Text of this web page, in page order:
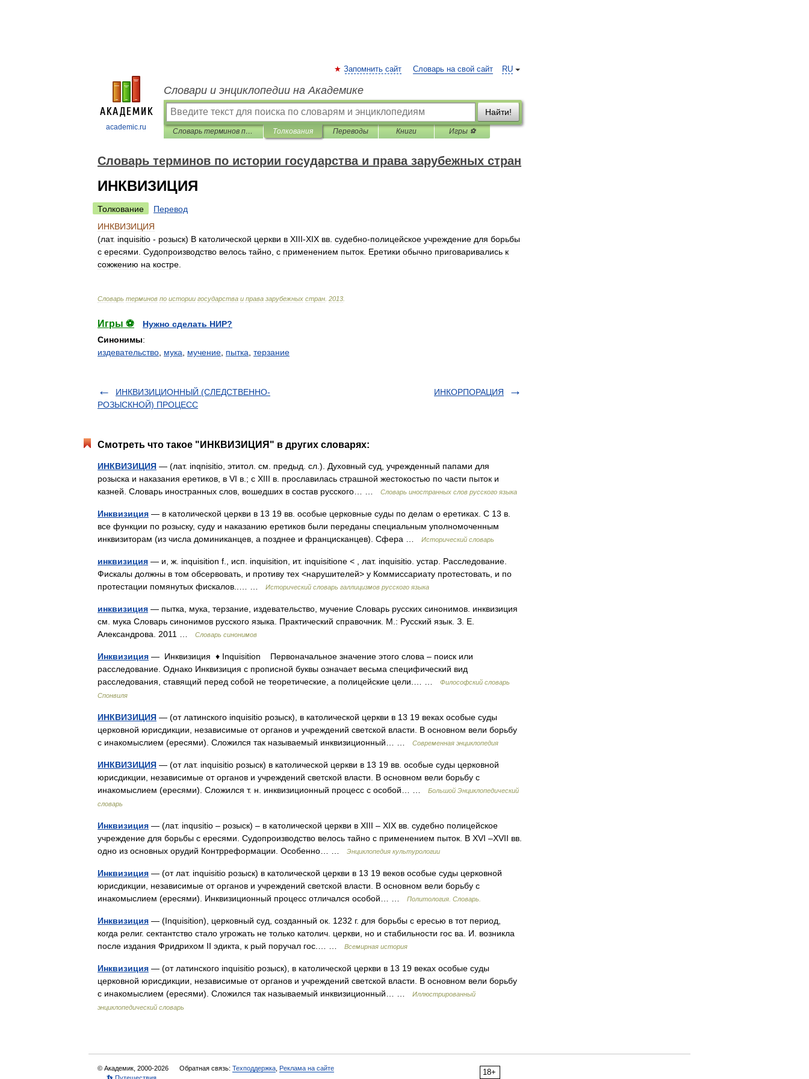
academic.ru
RU
Запомнить сайт Словарь на свой сайт
Словари и энциклопедии на Академике
Найти!
Словарь терминов по истории государства и права зарубежных стран Толкования Переводы Книги Игры ⚽
Словарь терминов по истории государства и права зарубежных стран
ИНКВИЗИЦИЯ
Толкование
Перевод
ИНКВИЗИЦИЯ
(лат. inquisitio - розыск) В католической церкви в XIII-XIX вв судебно-полицейское учреждение для борьбы
с ересями Судопроизводство велось тайно с применением пыток Еретики обычно приговаривались к
сожжению на костре
Словарь терминов по истории государства и права зарубежных стран 2013
Игры ⚽
Нужно сделать НИР?
Синонимы:
издевательство мука мучение пытка терзание
ИНКВИЗИЦИОННЫЙ (СЛЕДСТВЕННО-
РОЗЫСКНОЙ) ПРОЦЕСС
ИНКОРПОРАЦИЯ
Смотреть что такое "ИНКВИЗИЦИЯ" в других словарях:
ИНКВИЗИЦИЯ — (лат. inqnisitio, этитол. см. предыд. сл.). Духовный суд, учрежденный папами для
розыска и наказания еретиков, в VI в.; с XIII в. прославилась страшной жестокостью по части пыток и
казней. Словарь иностранных слов, вошедших в состав русского… …
Словарь иностранных слов русского языка
Инквизиция — в католической церкви в 13 19 вв. особые церковные суды по делам о еретиках. С 13 в.
все функции по розыску, суду и наказанию еретиков были переданы специальным уполномоченным
инквизиторам (из числа доминиканцев, а позднее и францисканцев). Сфера …
Исторический словарь
инквизиция — и, ж. inquisition f., исп. inquisition, ит. inquisitione < , лат. inquisitio. устар. Расследование.
Фискалы должны в том обсервовать, и противу тех <нарушителей> у Коммиссариату протестовать, и по
протестации помянутых фискалов..… …
Исторический словарь галлицизмов русского языка
инквизиция — пытка, мука, терзание, издевательство, мучение Словарь русских синонимов. инквизиция
см. мука Словарь синонимов русского языка. Практический справочник. М.: Русский язык. З. Е.
Александрова. 2011 …
Словарь синонимов
Инквизиция — Инквизиция ♦ Inquisition Первоначальное значение этого слова – поиск или
расследование. Однако Инквизиция с прописной буквы означает весьма специфический вид
расследования, ставящий перед собой не теоретические, а полицейские цели.… …
Философский словарь
Спонвиля
ИНКВИЗИЦИЯ — (от латинского inquisitio розыск), в католической церкви в 13 19 веках особые суды
церковной юрисдикции, независимые от органов и учреждений светской власти. В основном вели борьбу
с инакомыслием (ересями). Сложился так называемый инквизиционный… …
Современная энциклопедия
ИНКВИЗИЦИЯ — (от лат. inquisitio розыск) в католической церкви в 13 19 вв. особые суды церковной
юрисдикции, независимые от органов и учреждений светской власти. В основном вели борьбу с
инакомыслием (ересями). Сложился т. н. инквизиционный процесс с особой… …
Большой Энциклопедический
словарь
Инквизиция — (лат. inqusitio – розыск) – в католической церкви в ХIII – ХIХ вв. судебно полицейское
учреждение для борьбы с ересями. Судопроизводство велось тайно с применением пыток. В ХVI –ХVII вв.
одно из основных орудий Контрреформации. Особенно… …
Энциклопедия культурологии
Инквизиция — (от лат. inquisitio розыск) в католической церкви в 13 19 веков особые суды церковной
юрисдикции, независимые от органов и учреждений светской власти. В основном вели борьбу с
инакомыслием (ересями). Инквизиционный процесс отличался особой… …
Политология. Словарь.
Инквизиция — (Inquisition), церковный суд, созданный ок. 1232 г. для борьбы с ересью в тот период,
когда религ. сектантство стало угрожать не только католич. церкви, но и стабильности гос ва. И. возникла
после издания Фридрихом II эдикта, к рый поручал гос.… …
Всемирная история
Инквизиция — (от латинского inquisitio розыск), в католической церкви в 13 19 веках особые суды
церковной юрисдикции, независимые от органов и учреждений светской власти. В основном вели борьбу
с инакомыслием (ересями). Сложился так называемый инквизиционный… …
Иллюстрированный
энциклопедический словарь
18+
© Академик, 2000-2026 Обратная связь: Техподдержка Реклама на сайте